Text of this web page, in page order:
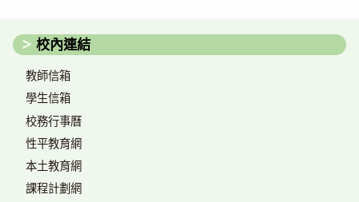
校內連結
教師信箱
學生信箱
校務行事曆
性平教育網
本土教育網
課程計劃網